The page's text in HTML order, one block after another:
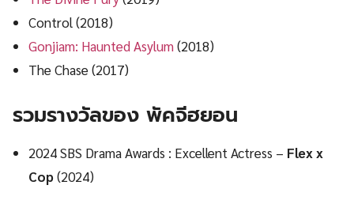
Control (2018)
Gonjiam: Haunted Asylum(2018)
The Chase (2017)
รวมรางวัลของ พัคจีฮยอน
2024 SBS Drama Awards : Excellent Actress – Flex x
Cop(2024)